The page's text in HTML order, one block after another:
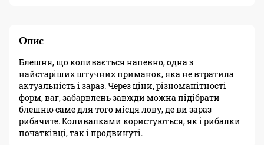
Опис
Блешня, що коливається напевно, одна з
найстаріших штучних приманок, яка не втратила
актуальність і зараз. Через ціни, різноманітності
форм, ваг, забарвлень завжди можна підібрати
блешню саме для того місця лову, де ви зараз
рибачите. Коливалками користуються, як і рибалки
початківці, так і продвинуті.